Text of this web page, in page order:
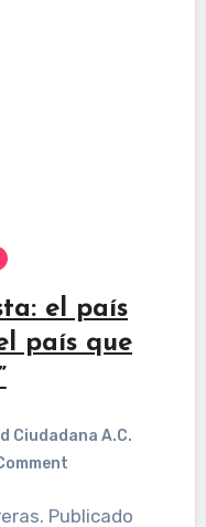
el país
país que
Ciudadana A.C.